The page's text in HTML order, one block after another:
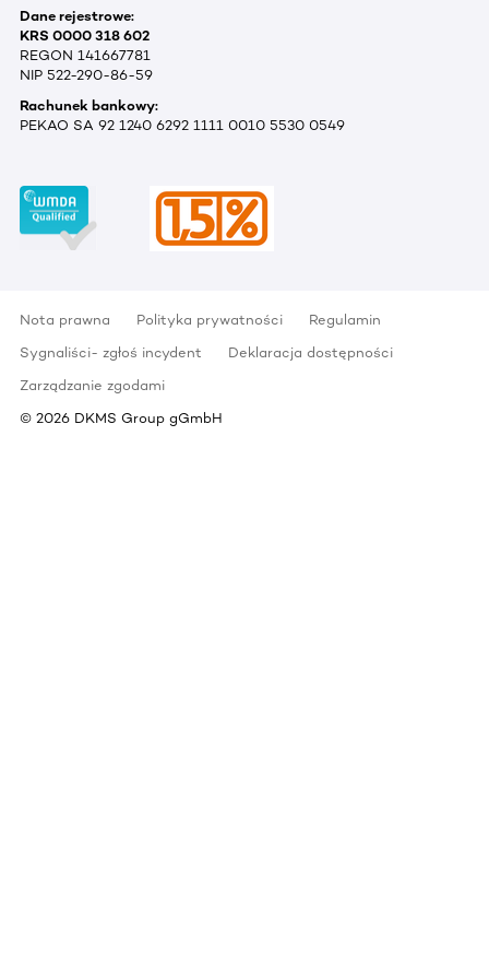
Dane rejestrowe:
KRS 0000 318 602
REGON 141667781
NIP 522-290-86-59
Rachunek bankowy:
PEKAO SA 92 1240 6292 1111 0010 5530 0549
Nota prawna Polityka prywatności
Regulamin
Sygnaliści- zgłoś incydent
Deklaracja dostępności
Zarządzanie zgodami
© 2026 DKMS Group gGmbH